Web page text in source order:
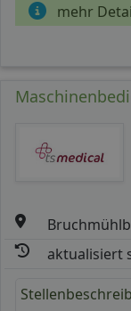
mehr
aktualisiert